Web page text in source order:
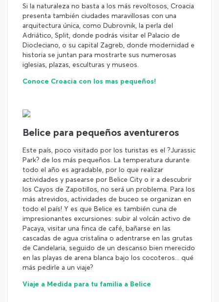
Si la naturaleza no basta a los más revoltosos, Croacia
presenta también ciudades maravillosas con una
arquitectura única, como Dubrovnik, la perla del
Adriático, Split, donde podrás visitar el Palacio de
Diocleciano, o su capital Zagreb, donde modernidad e
historia se juntan para mostrarte sus numerosas
iglesias, plazas, esculturas y museos.
Conoce Croacia con los mas pequeños!
Belice para pequeños aventureros
Este país, poco visitado por los turistas es el ?Jurassic
Park? de los más pequeños. La temperatura durante
todo el año es agradable, por lo que realizar
actividades y pasearse por Belice City o ir a descubrir
los Cayos de Zapotillos, no será un problema. Para los
más atrevidos, actividades de buceo se organizan en
todo el país! Y es que Belice es también cuna de
impresionantes excursiones: subir al volcán activo de
Pacaya, visitar una finca de café, bañarse en las
cascadas de agua cristalina o adentrarse en las grutas
de Candelaria, seguido de un descanso bien merecido
en las playas de arena blanca bajo los cocoteros... qué
más pedirle a un viaje?
Viaje a Medida para tu familia a Belice